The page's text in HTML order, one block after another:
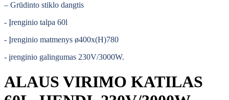
– Grūdinto stiklo dangtis
- Įrenginio talpa 60l
- Įrenginio matmenys ø400x(H)780
- įrenginio galingumas 230V/3000W.
ALAUS VIRIMO KATILAS